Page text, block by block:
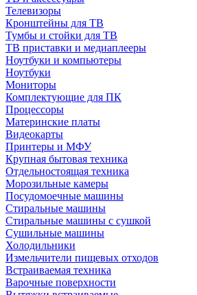
Телевизоры
Кронштейны для ТВ
Тумбы и стойки для ТВ
ТВ приставки и медиаплееры
Ноутбуки и компьютеры
Ноутбуки
Мониторы
Комплектующие для ПК
Процессоры
Материнские платы
Видеокарты
Принтеры и МФУ
Крупная бытовая техника
Отдельностоящая техника
Морозильные камеры
Посудомоечные машины
Стиральные машины
Стиральные машины с сушкой
Сушильные машины
Холодильники
Измельчители пищевых отходов
Встраиваемая техника
Варочные поверхности